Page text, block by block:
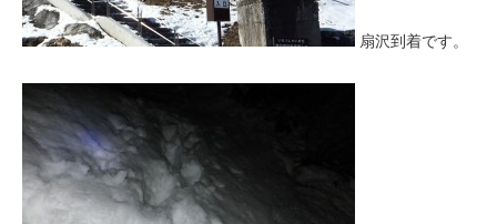
扇沢到着です。